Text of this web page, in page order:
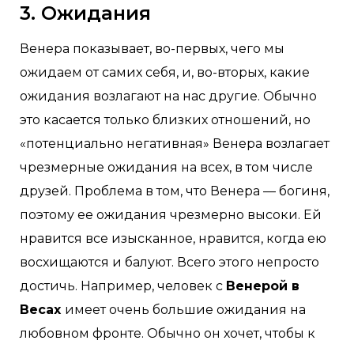
3. Ожидания
Венера показывает, во-первых, чего мы
ожидаем от самих себя, и, во-вторых, какие
ожидания возлагают на нас другие. Обычно
это касается только близких отношений, но
«потенциально негативная» Венера возлагает
чрезмерные ожидания на всех, в том числе
друзей. Проблема в том, что Венера — богиня,
поэтому ее ожидания чрезмерно высоки. Ей
нравится все изысканное, нравится, когда ею
восхищаются и балуют. Всего этого непросто
достичь. Например, человек с Венерой в
Весах имеет очень большие ожидания на
любовном фронте. Обычно он хочет, чтобы к